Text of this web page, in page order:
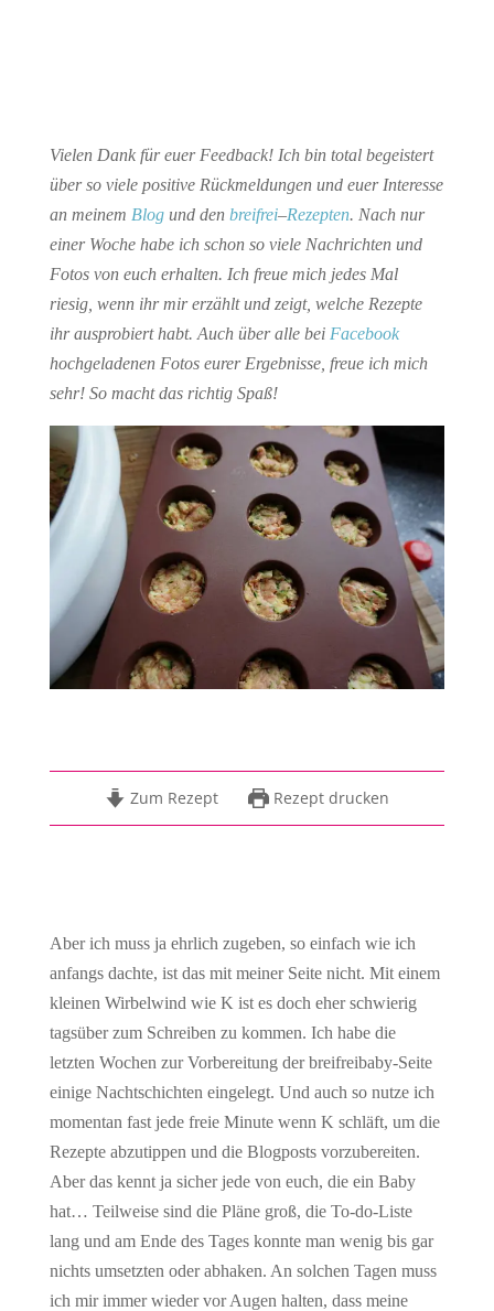
Vielen Dank für euer Feedback! Ich bin total begeistert
über so viele positive Rückmeldungen und euer Interesse
an meinem Blogund den breifrei–Rezepten. Nach nur
einer Woche habe ich schon so viele Nachrichten und
Fotos von euch erhalten. Ich freue mich jedes Mal
riesig, wenn ihr mir erzählt und zeigt, welche Rezepte
ihr ausprobiert habt. Auch über alle bei Facebook
hochgeladenen Fotos eurer Ergebnisse, freue ich mich
sehr! So macht das richtig Spaß!
Zum Rezept Rezept drucken
Aber ich muss ja ehrlich zugeben, so einfach wie ich
anfangs dachte, ist das mit meiner Seite nicht. Mit einem
kleinen Wirbelwind wie K ist es doch eher schwierig
tagsüber zum Schreiben zu kommen. Ich habe die
letzten Wochen zur Vorbereitung der breifreibaby-Seite
einige Nachtschichten eingelegt. Und auch so nutze ich
momentan fast jede freie Minute wenn K schläft, um die
Rezepte abzutippen und die Blogposts vorzubereiten.
Aber das kennt ja sicher jede von euch, die ein Baby
hat… Teilweise sind die Pläne groß, die To-do-Liste
lang und am Ende des Tages konnte man wenig bis gar
nichts umsetzten oder abhaken. An solchen Tagen muss
ich mir immer wieder vor Augen halten, dass meine